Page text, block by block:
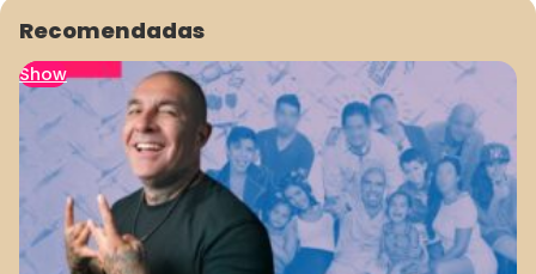
Recomendadas
Show